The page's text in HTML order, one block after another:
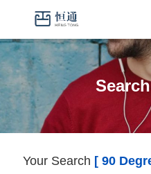
Your Search [ 90